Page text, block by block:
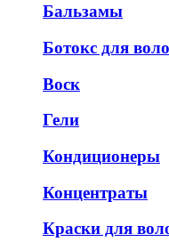
Бальзамы
Ботокс для
Воск
Гели
Кондиционеры
Концентраты
Краски для